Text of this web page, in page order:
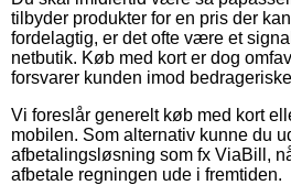
tilbyder produkter for en pris der
fordelagtig, er det ofte være et
netbutik. Køb med kort er dog
forsvarer kunden imod
Vi foreslår generelt køb med kort
mobilen. Som alternativ kunne du
afbetalingsløsning som fx ViaBill,
afbetale regningen ude i fremtiden.